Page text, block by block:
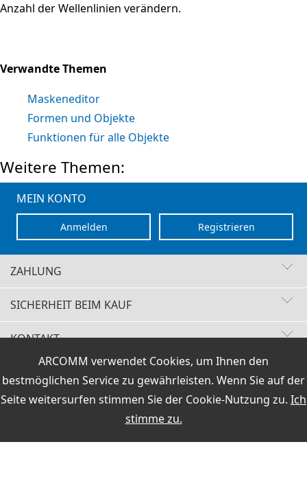
ARCOMM verwendet Cookies, um Ihnen den
bestmöglichen Service zu gewährleisten. Wenn Sie auf der
Seite weitersurfen stimmen Sie der Cookie-Nutzung zu. Ich
stimme zu.
Anzahl der Wellenlinien verändern.
Verwandte Themen
Maskeneditor
Formen und Objekte
Funktionen für alle Objekte
Weitere Themen:
MEIN KONTO
Registrieren
Anmelden
ZAHLUNG
SICHERHEIT BEIM KAUF
Käuferschutz
Datenschutz
perfekter Schutz gegen kriminelle Angriffe
KONTAKT
HOTLINE
+49 (0)30 351 26 92 62
info@hamoffice.de
VERTRAG WIDERRUFEN
Versand / Zahlung | AGB & Widerrufsrecht | Impressum
Preisangaben inkl.19% MwSt und zzgl.Service- und